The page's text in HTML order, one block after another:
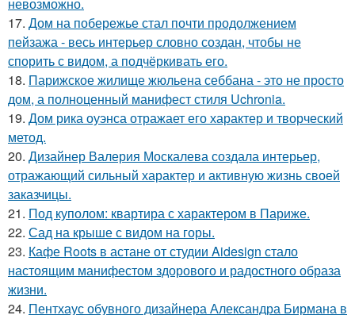
невозможно.
17. Дом на побережье стал почти продолжением
пейзажа - весь интерьер словно создан, чтобы не
спорить с видом, а подчёркивать его.
18. Парижское жилище жюльена себбана - это не просто
дом, а полноценный манифест стиля Uchronia.
19. Дом рика оуэнса отражает его характер и творческий
метод.
20. Дизайнер Валерия Москалева создала интерьер,
отражающий сильный характер и активную жизнь своей
заказчицы.
21. Под куполом: квартира с характером в Париже.
22. Сад на крыше с видом на горы.
23. Кафе Roots в астане от студии Aidesign стало
настоящим манифестом здорового и радостного образа
жизни.
24. Пентхаус обувного дизайнера Александра Бирмана в